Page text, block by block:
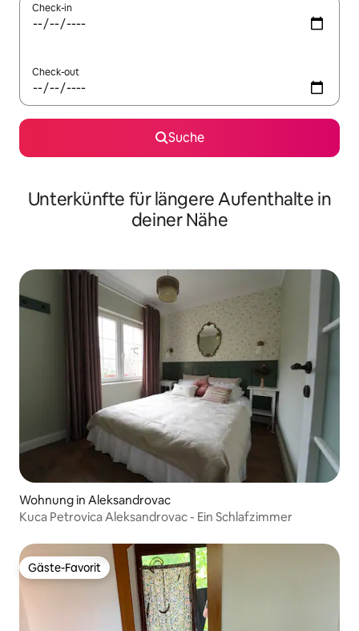
Check-in
Check-out
Suche
Unterkünfte für längere Aufenthalte in
deiner Nähe
Wohnung in Aleksandrovac
Kuca Petrovica Aleksandrovac - Ein Schlafzimmer
Gäste-Favorit
Gäste-Favorit